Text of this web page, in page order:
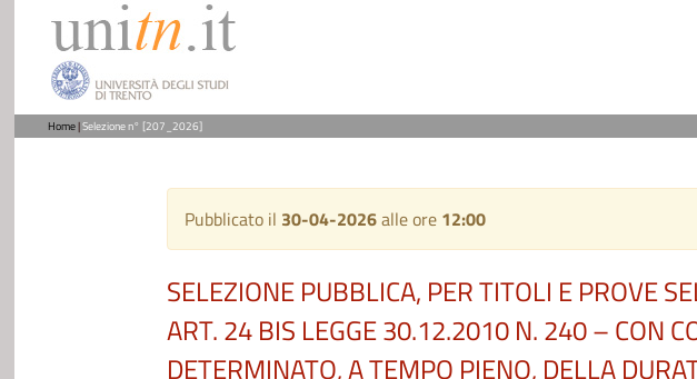
Home|Selezione n° [207_2026]
Pubblicato il 30-04-2026alle ore12:00
SELEZIONE PUBBLICA, PER TITOLI E PROVE
ART. 24 BIS LEGGE 30.12.2010 N. 240 – CON
DETERMINATO, A TEMPO PIENO, DELLA